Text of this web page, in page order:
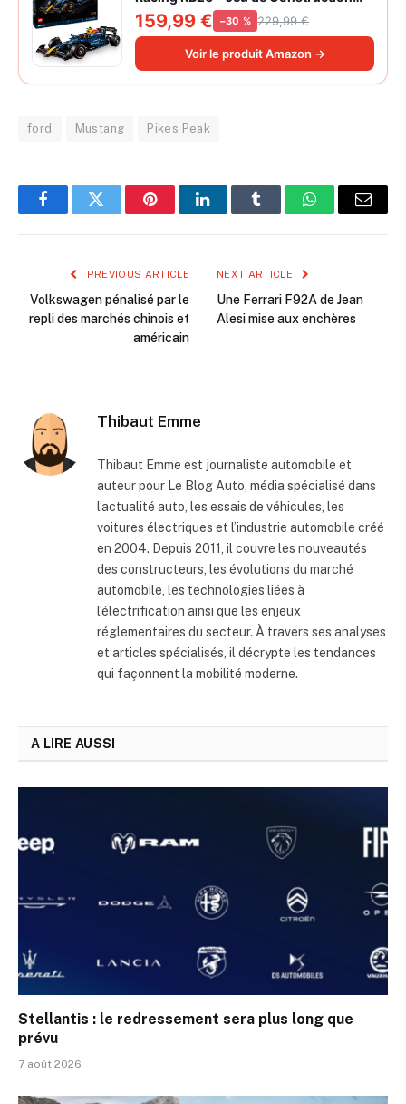
Collector pour Adulte - Inclut Un
Moteur V6 et Une boîte de Vitesses -
Idée Cadeau pour passionnés de
Formule 1 42206
159,99 € −30 % 229,99 €
Voir le produit Amazon →
ford Mustang Pikes Peak
FacebookTwitter PinterestLinkedInTumblr WhatsAppEmail
PREVIOUS ARTICLE
Volkswagen pénalisé par le
repli des marchés chinois et
américain
NEXT ARTICLE
Une Ferrari F92A de Jean
Alesi mise aux enchères
Thibaut Emme
Thibaut Emme est journaliste automobile et
auteur pour Le Blog Auto, média spécialisé dans
l’actualité auto, les essais de véhicules, les
voitures électriques et l’industrie automobile créé
en 2004. Depuis 2011, il couvre les nouveautés
des constructeurs, les évolutions du marché
automobile, les technologies liées à
l’électrification ainsi que les enjeux
réglementaires du secteur. À travers ses analyses
et articles spécialisés, il décrypte les tendances
qui façonnent la mobilité moderne.
A LIRE AUSSI
Stellantis : le redressement sera plus long que
prévu
7 août 2026